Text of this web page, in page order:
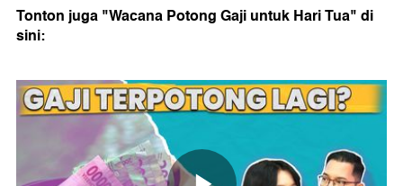
Tonton juga "Wacana Potong Gaji untuk Hari Tua" di
sini: